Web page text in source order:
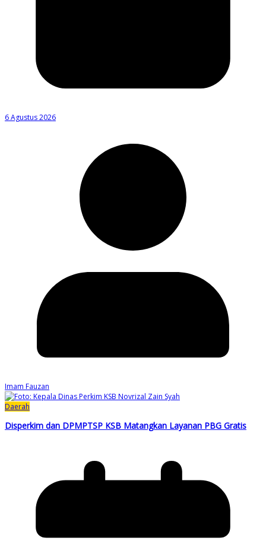
6 Agustus 2026
Imam Fauzan
Daerah
Disperkim dan DPMPTSP KSB Matangkan Layanan PBG Gratis